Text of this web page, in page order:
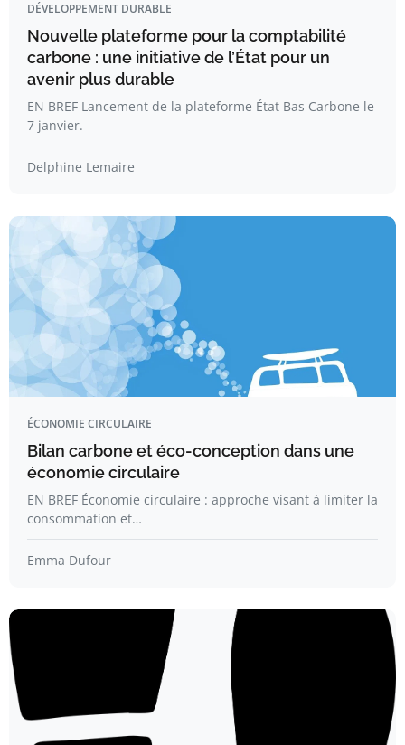
DÉVELOPPEMENT DURABLE
Nouvelle plateforme pour la comptabilité
carbone : une initiative de l’État pour un
avenir plus durable
EN BREF Lancement de la plateforme État Bas Carbone le
7 janvier.
Delphine Lemaire
ÉCONOMIE CIRCULAIRE
Bilan carbone et éco-conception dans une
économie circulaire
EN BREF Économie circulaire : approche visant à limiter la
consommation et…
Emma Dufour